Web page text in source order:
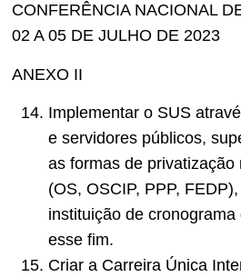
CONFERÊNCIA NACIONAL
02 A 05 DE JULHO DE 2023
ANEXO II
Implementar o SUS
e servidores públicos,
as formas de privatização
(OS, OSCIP, PPP,
instituição de
esse fim.
Criar a Carreira Única